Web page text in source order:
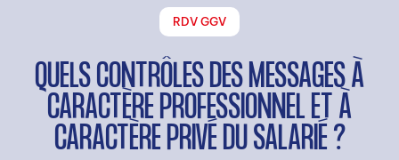
RDV GGV
QUELS CONTRÔLES DES MESSAGES À
CARACTÈRE PROFESSIONNEL ET À
CARACTÈRE PRIVÉ DU SALARIÉ ?